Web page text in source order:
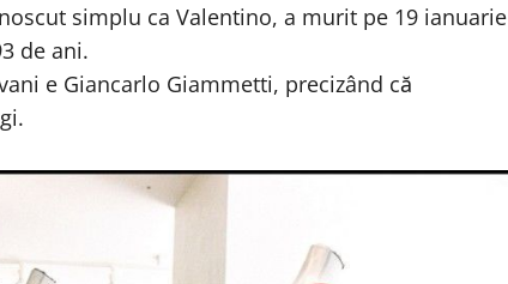
simplu ca Valentino, a murit pe 19 ianuarie
de ani.
e Giancarlo Giammetti, precizând că